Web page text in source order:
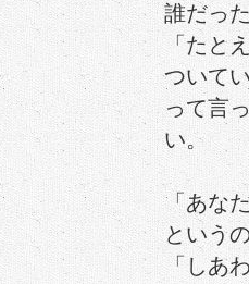
誰だっ
「たと
ついて
って言
い。
「あな
という
「しあ